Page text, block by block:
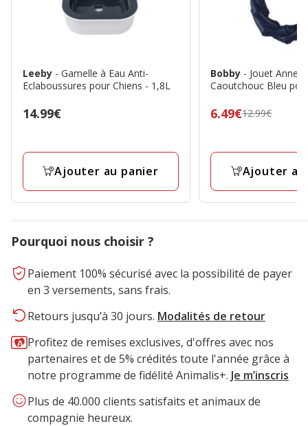
Leeby - Gamelle à Eau Anti-
Eclaboussures pour Chiens - 1,8L
Prix
14.99€
Ajouter au panier
Bobby - Jouet
Caoutchouc Bleu
Prix
6.49€
6.49€12.99€
Ajouter
Pourquoi nous choisir ?
Paiement 100% sécurisé avec la possibilité de payer
en 3 versements, sans frais.
Retours jusqu’à 30 jours. Modalités de retour
Profitez de remises exclusives, d'offres avec nos
partenaires et de 5% crédités toute l'année grâce à
notre programme de fidélité Animalis+. Je m’inscris
Plus de 40.000 clients satisfaits et animaux de
compagnie heureux.